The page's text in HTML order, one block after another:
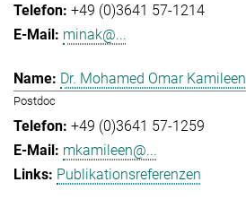
+49 (0)3641 57-1214
minak@...
Dr. Mohamed Omar Kamileen
Postdoc
+49 (0)3641 57-1259
mkamileen@...
Publikationsreferenzen